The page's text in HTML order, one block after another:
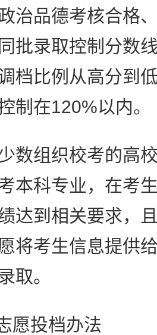
治品德考核合格
批录取控制分数
档比例从高分到
制在120%以内。
组织校考的高校
本科专业，在考
达到相关要求，
将考生信息提供
取。
投档办法